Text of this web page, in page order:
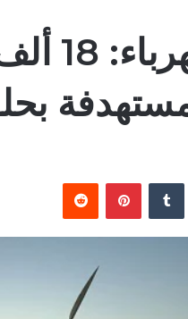
وزير
بحلول
بينتيريست